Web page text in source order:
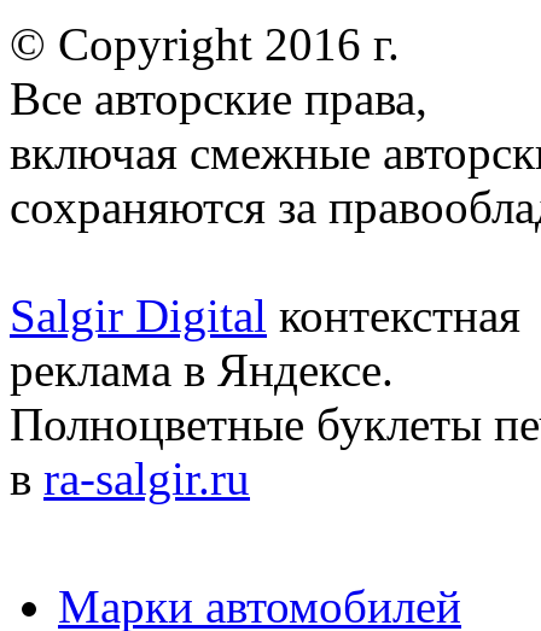
© Copyright 2016 г.
Все авторские права,
включая смежные
сохраняются за
Salgir Digital контекстная
реклама в Яндексе.
Полноцветные буклеты
в ra-salgir.ru
Марки автомобилей